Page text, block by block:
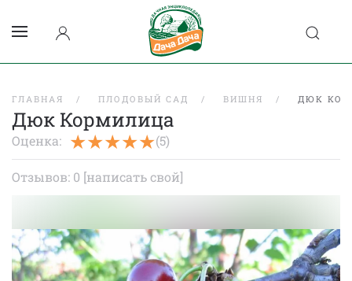
ГЛАВНАЯ ПЛОДОВЫЙ САД ВИШНЯ ДЮК
Дюк Кормилица
Оценка: (5)
Отзывов: 0 [написать свой]